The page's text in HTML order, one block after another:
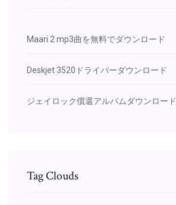
Maari 2 mp3曲を無料でダウンロード
Deskjet 3520ドライバーダウンロード
ジェイロック償還アルバムダウンロー
Tag Clouds